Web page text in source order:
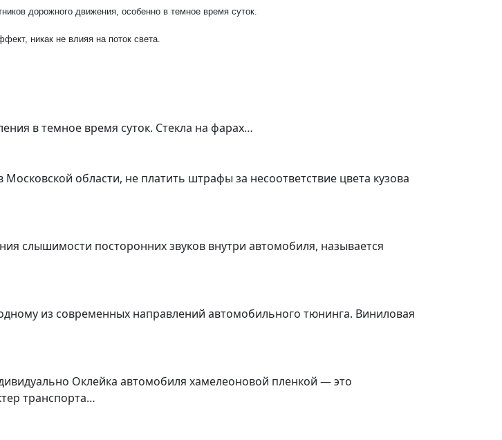
дорожного движения, особенно в темное время суток.
никак не влияя на поток света.
в темное время суток. Стекла на фарах…
области, не платить штрафы за несоответствие цвета кузова
слышимости посторонних звуков внутри автомобиля, называется
из современных направлений автомобильного тюнинга. Виниловая
Оклейка автомобиля хамелеоновой пленкой — это
транспорта…